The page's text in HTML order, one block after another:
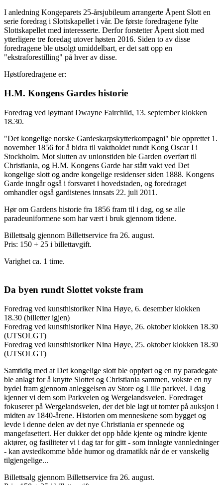
I anledning Kongeparets 25-årsjubileum arrangerte Åpent Slott en
serie foredrag i Slottskapellet i vår. De første foredragene fylte
Slottskapellet med interesserte. Derfor forstetter Åpent slott med
ytterligere tre foredag utover høsten 2016. Siden to av disse
foredragene ble utsolgt umiddelbart, er det satt opp en
"ekstraforestilling" på hver av disse.
Høstforedragene er:
H.M. Kongens Gardes historie
Foredrag ved løytnant Dwayne Fairchild, 13. september klokken
18.30.
"Det kongelige norske Gardeskarpskytterkompagni" ble opprettet 1.
november 1856 for å bidra til vaktholdet rundt Kong Oscar I i
Stockholm. Mot slutten av unionstiden ble Garden overført til
Christiania, og H.M. Kongens Garde har stått vakt ved Det
kongelige slott og andre kongelige residenser siden 1888. Kongens
Garde inngår også i forsvaret i hovedstaden, og foredraget
omhandler også gardistenes innsats 22. juli 2011.
Hør om Gardens historie fra 1856 fram til i dag, og se alle
paradeuniformene som har vært i bruk gjennom tidene.
Billettsalg gjennom Billettservice fra 26. august.
Pris: 150 + 25 i billettavgift.
Varighet ca. 1 time.
Da byen rundt Slottet vokste fram
Foredrag ved kunsthistoriker Nina Høye, 6. desember klokken
18.30 (billetter igjen)
Foredrag ved kunsthistoriker Nina Høye, 26. oktober klokken 18.30
(UTSOLGT)
Foredrag ved kunsthistoriker Nina Høye, 25. oktober klokken 18.30
(UTSOLGT)
Samtidig med at Det kongelige slott ble oppført og en ny paradegate
ble anlagt for å knytte Slottet og Christiania sammen, vokste en ny
bydel fram gjennom anleggelsen av Store og Lille parkvei. I dag
kjenner vi dem som Parkveien og Wergelandsveien. Foredraget
fokuserer på Wergelandsveien, der det ble lagt ut tomter på auksjon i
midten av 1840-årene. Historien om menneskene som bygget og
levde i denne delen av det nye Christiania er spennede og
mangefasettert. Her dukker det opp både kjente og mindre kjente
aktører, og fasiliteter vi i dag tar for gitt - som innlagte vannledninger
- kan avstedkomme både humor og dramatikk når de er vanskelig
tilgjengelige...
Billettsalg gjennom Billettservice fra 26. august.